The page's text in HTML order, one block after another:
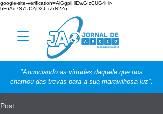
google-site-verification=AlGgplHlEwGIzCUG4Hr-
hF6Aq7S75CZjD2J_rZrN2Zo
"Anunciando as virtudes daquele que nos
chamou das trevas para a sua maravilhosa luz".
Post